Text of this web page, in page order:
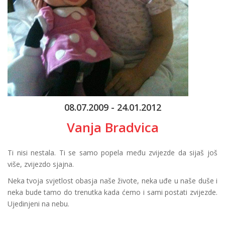
08.07.2009 - 24.01.2012
Vanja Bradvica
Ti nisi nestala. Ti se samo popela među zvijezde da sijaš još
više, zvijezdo sjajna.
Neka tvoja svjetlost obasja naše živote, neka uđe u naše duše i
neka bude tamo do trenutka kada ćemo i sami postati zvijezde.
Ujedinjeni na nebu.